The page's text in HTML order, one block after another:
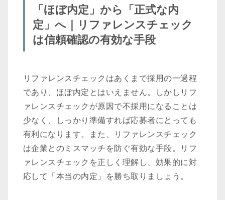
「ほぼ内定」から「正式な内
定」へ｜リファレンスチェック
は信頼確認の有効な手段
リファレンスチェックはあくまで採用の一過程
であり、ほぼ内定とはいえません。しかしリフ
ァレンスチェックが原因で不採用になることは
少なく、しっかり準備すれば応募者にとっても
有利になります。また、リファレンスチェック
は企業とのミスマッチを防ぐ有効な手段。リフ
ァレンスチェックを正しく理解し、効果的に対
応して「本当の内定」を勝ち取りましょう。